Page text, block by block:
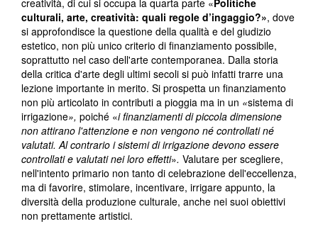
creatività, di cui si occupa la quarta parte «Politiche
culturali, arte, creatività: quali regole d’ingaggio?», dove
si approfondisce la questione della qualità e del giudizio
estetico, non più unico criterio di finanziamento possibile,
soprattutto nel caso dell'arte contemporanea. Dalla storia
della critica d'arte degli ultimi secoli si può infatti trarre una
lezione importante in merito. Si prospetta un finanziamento
non più articolato in contributi a pioggia ma in un «sistema di
irrigazione», poiché «i finanziamenti di piccola dimensione
non attirano l'attenzione e non vengono né controllati né
valutati. Al contrario i sistemi di irrigazione devono essere
controllati e valutati nei loro effetti». Valutare per scegliere,
nell'intento primario non tanto di celebrazione dell'eccellenza,
ma di favorire, stimolare, incentivare, irrigare appunto, la
diversità della produzione culturale, anche nei suoi obiettivi
non prettamente artistici.